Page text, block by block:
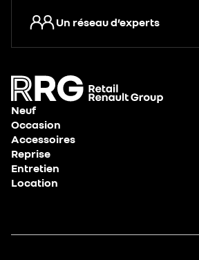
Un réseau d’experts
Neuf
Occasion
Accessoires
Reprise
Entretien
Location